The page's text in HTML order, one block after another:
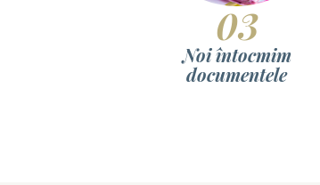
03
Noi întocmim
documentele